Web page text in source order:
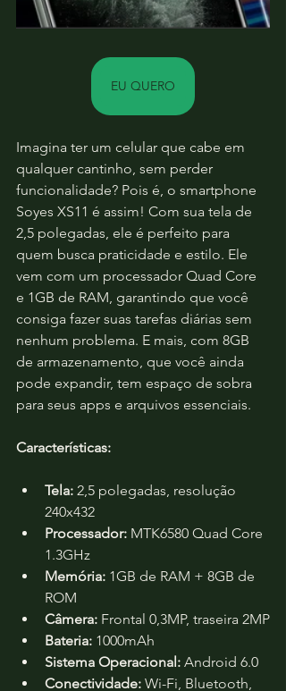
EU QUERO
Imagina ter um celular que cabe em
qualquer cantinho, sem perder
funcionalidade? Pois é, o smartphone
Soyes XS11 é assim! Com sua tela de
2,5 polegadas, ele é perfeito para
quem busca praticidade e estilo. Ele
vem com um processador Quad Core
e 1GB de RAM, garantindo que você
consiga fazer suas tarefas diárias sem
nenhum problema. E mais, com 8GB
de armazenamento, que você ainda
pode expandir, tem espaço de sobra
para seus apps e arquivos essenciais.
Características:
Tela: 2,5 polegadas, resolução
240x432
Processador: MTK6580 Quad Core
1.3GHz
Memória: 1GB de RAM + 8GB de
ROM
Câmera: Frontal 0,3MP, traseira 2MP
Bateria: 1000mAh
Sistema Operacional: Android 6.0
Conectividade: Wi-Fi, Bluetooth,